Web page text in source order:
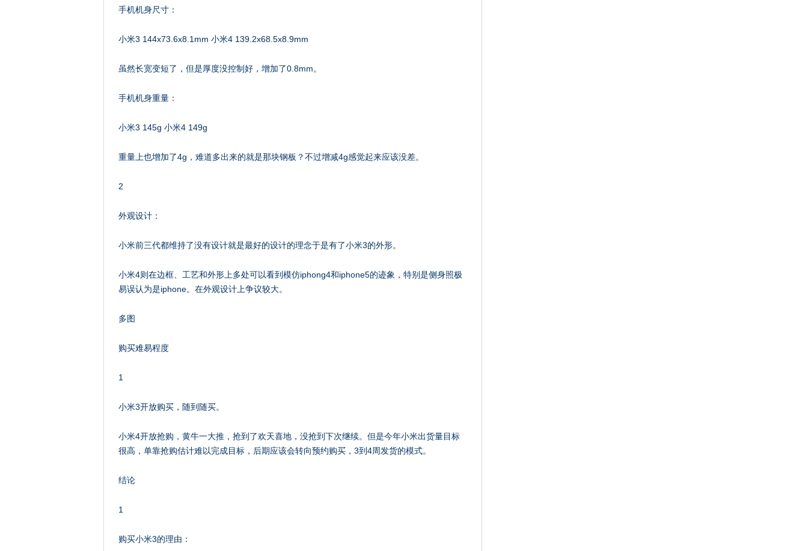
手机机身尺寸：
小米3 144x73.6x8.1mm 小米4 139.2x68.5x8.9mm
虽然长宽变短了，但是厚度没控制好，增加了0.8mm。
手机机身重量：
小米3 145g 小米4 149g
重量上也增加了4g，难道多出来的就是那块钢板？不过增减4g感觉起来应该没差。
2
外观设计：
小米前三代都维持了没有设计就是最好的设计的理念于是有了小米3的外形。
小米4则在边框、工艺和外形上多处可以看到模仿iphong4和iphone5的迹象，特别是侧身照极
易误认为是iphone。在外观设计上争议较大。
多图
购买难易程度
1
小米3开放购买，随到随买。
小米4开放抢购，黄牛一大推，抢到了欢天喜地，没抢到下次继续。但是今年小米出货量目标
很高，单靠抢购估计难以完成目标，后期应该会转向预约购买，3到4周发货的模式。
结论
1
购买小米3的理由：